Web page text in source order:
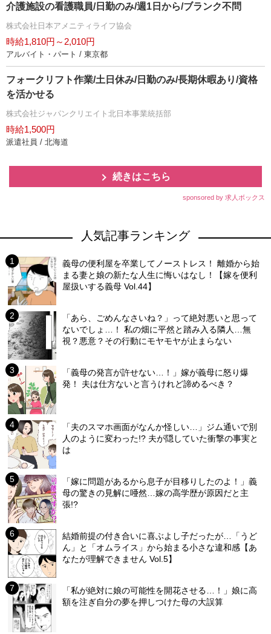
介護施設の看護職員/日勤のみ/週1日から/ブランク不問
株式会社日本アメニティライフ協会
時給1,810円～2,010円
アルバイト・パート / 東京都
フォークリフト作業/土日休み/日勤のみ/長期休暇あり/資格
を活かせる
株式会社ジャパンクリエイト北日本事業統括部
時給1,500円
派遣社員 / 北海道
続きはこちら
sponsored by 求人ボックス
人気記事ランキング
義母の便利屋を卒業してノーストレス！ 離婚から始
まる妻と娘の新たな人生に悔いはなし！【嫁を便利
屋扱いする義母 Vol.44】
「あら、ごめんなさいね？」って絶対悪いと思って
ないでしょ…！ 私の畑に平然と踏み入る隣人…無
視？悪意？その行動にモヤモヤが止まらない
「義母の発言が許せない…！」嫁が義母に怒り爆
発！ 夫は仕方ないと言うけれど諦めるべき？
「夫のスマホ画面がなんか怪しい…」ジム通いで別
人のように変わった!? 夫が隠していた衝撃の事実と
は
「嫁に問題があるから息子が目移りしたのよ！」義
母の驚きの見解に唖然…嫁の高学歴が原因だと主
張!?
結婚前提の付き合いに喜ぶよし子だったが…「うど
ん」と「オムライス」から始まる小さな違和感【あ
なたが理解できません Vol.5】
「私が絶対に娘の可能性を開花させる…！」娘に高
額を注ぎ自分の夢を押しつけた母の大誤算